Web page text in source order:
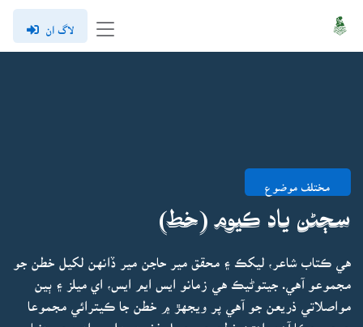
لاگ ان
مختلف موضوع
سڄڻن ياد ڪيوم (خط)
هي ڪتاب شاعر، ليکڪ ۽ محقق مير حاجن مير ڏانهن لکيل خطن جو
مجموعو آهي. جيتوڻيڪ هي زمانو ايس ايم ايس، اي ميلز ۽ ٻين
مواصلاتي ذريعن جو آهي پر ويجهڙ ۾ خطن جا ڪيترائي مجموعا
ڇپجي چڪا آهن. اهڙن خطن جي ڇپيل ذخيري علم و ادب جي دنيا ۾